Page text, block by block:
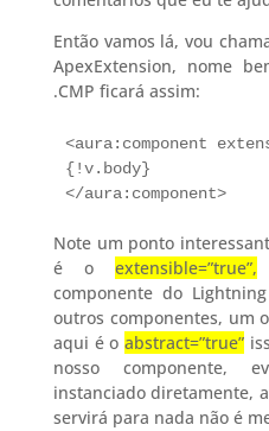
Então vamos lá, vou
ApexExtension, nome
.CMP ficará assim:
<aura:component
{!v.body}
</aura:component>
Note um ponto
é o extensible=”true”,
componente do
outros componentes, um
aqui é oabstract=”true”
nosso componente,
instanciado diretamente,
servirá para nada não é